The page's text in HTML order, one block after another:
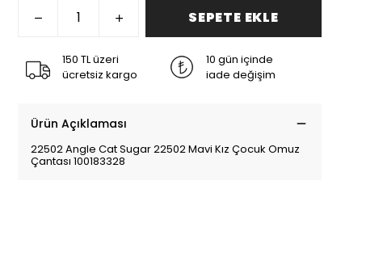
SEPETE EKLE
150 TL üzeri
ücretsiz kargo
10 gün içinde
iade değişim
Ürün Açıklaması
22502 Angle Cat Sugar 22502 Mavi Kız Çocuk Omuz
Çantası 100183328